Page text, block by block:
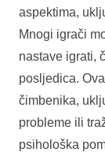
aspektima,
Mnogi igrači
nastave igrati,
posljedica.
čimbenika,
probleme ili
psihološka